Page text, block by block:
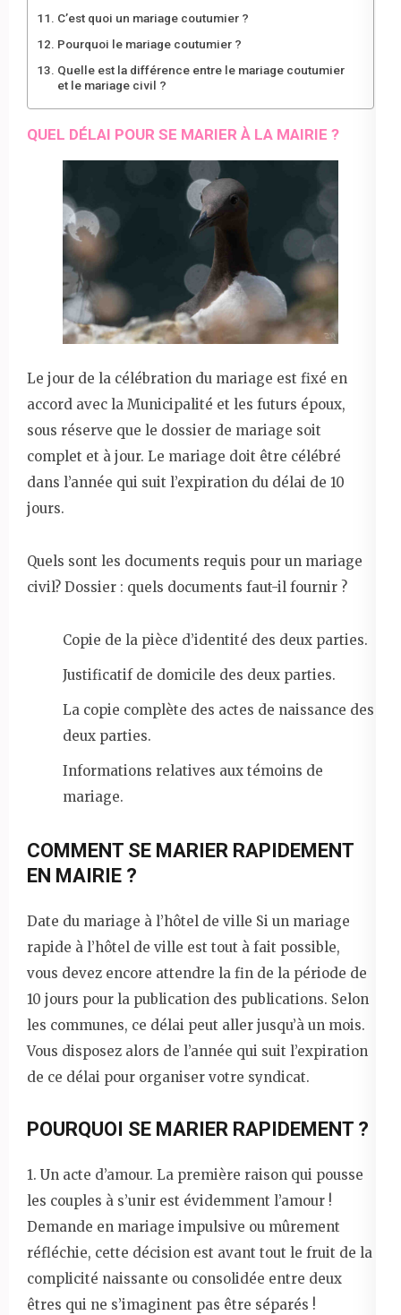
C’est quoi un mariage coutumier ?
Pourquoi le mariage coutumier ?
Quelle est la différence entre le mariage coutumier
et le mariage civil ?
QUEL DÉLAI POUR SE MARIER À LA MAIRIE ?
Le jour de la célébration du mariage est fixé en
accord avec la Municipalité et les futurs époux,
sous réserve que le dossier de mariage soit
complet et à jour. Le mariage doit être célébré
dans l’année qui suit l’expiration du délai de 10
jours.
Quels sont les documents requis pour un mariage
civil? Dossier : quels documents faut-il fournir ?
Copie de la pièce d’identité des deux parties.
Justificatif de domicile des deux parties.
La copie complète des actes de naissance des
deux parties.
Informations relatives aux témoins de
mariage.
COMMENT SE MARIER RAPIDEMENT
EN MAIRIE ?
Date du mariage à l’hôtel de ville Si un mariage
rapide à l’hôtel de ville est tout à fait possible,
vous devez encore attendre la fin de la période de
10 jours pour la publication des publications. Selon
les communes, ce délai peut aller jusqu’à un mois.
Vous disposez alors de l’année qui suit l’expiration
de ce délai pour organiser votre syndicat.
POURQUOI SE MARIER RAPIDEMENT ?
1. Un acte d’amour. La première raison qui pousse
les couples à s’unir est évidemment l’amour !
Demande en mariage impulsive ou mûrement
réfléchie, cette décision est avant tout le fruit de la
complicité naissante ou consolidée entre deux
êtres qui ne s’imaginent pas être séparés !